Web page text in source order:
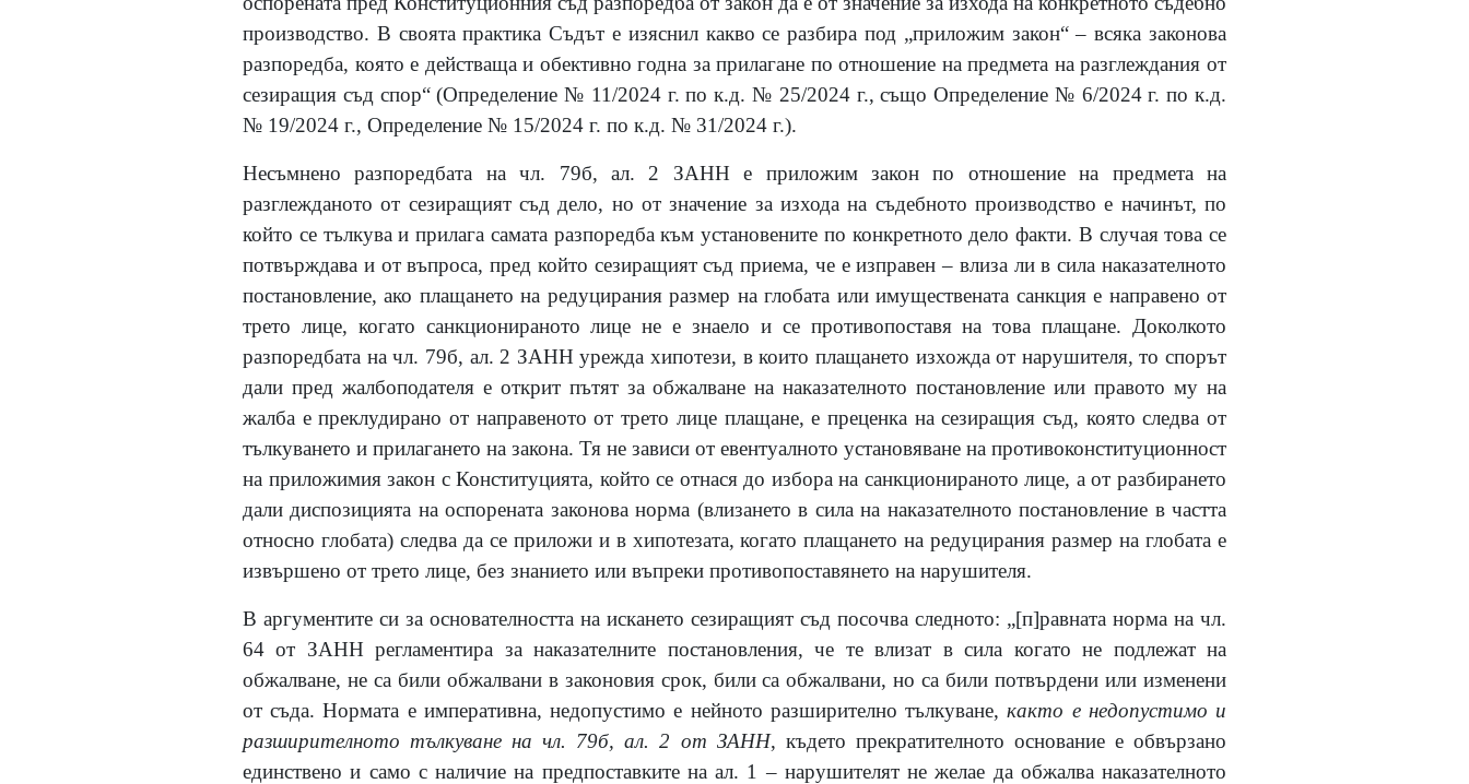
производство. В своята практика Съдът е изяснил какво се разбира под „приложим закон“ – всяка законова
разпоредба, която е действаща и обективно годна за прилагане по отношение на предмета на разглеждания от
сезиращия съд спор“ (Определение № 11/2024 г. по к.д. № 25/2024 г., също Определение № 6/2024 г. по к.д.
№ 19/2024 г., Определение № 15/2024 г. по к.д. № 31/2024 г.).
Несъмнено разпоредбата на чл. 79б, ал. 2 ЗАНН е приложим закон по отношение на предмета на
разглежданото от сезиращият съд дело, но от значение за изхода на съдебното производство е начинът, по
който се тълкува и прилага самата разпоредба към установените по конкретното дело факти. В случая това се
потвърждава и от въпроса, пред който сезиращият съд приема, че е изправен – влиза ли в сила наказателното
постановление, ако плащането на редуцирания размер на глобата или имуществената санкция е направено от
трето лице, когато санкционираното лице не е знаело и се противопоставя на това плащане. Доколкото
разпоредбата на чл. 79б, ал. 2 ЗАНН урежда хипотези, в които плащането изхожда от нарушителя, то спорът
дали пред жалбоподателя е открит пътят за обжалване на наказателното постановление или правото му на
жалба е преклудирано от направеното от трето лице плащане, е преценка на сезиращия съд, която следва от
тълкуването и прилагането на закона. Тя не зависи от евентуалното установяване на противоконституционност
на приложимия закон с Конституцията, който се отнася до избора на санкционираното лице, а от разбирането
дали диспозицията на оспорената законова норма (влизането в сила на наказателното постановление в частта
относно глобата) следва да се приложи и в хипотезата, когато плащането на редуцирания размер на глобата е
извършено от трето лице, без знанието или въпреки противопоставянето на нарушителя.
В аргументите си за основателността на искането сезиращият съд посочва следното: „[п]равната норма на чл.
64 от ЗАНН регламентира за наказателните постановления, че те влизат в сила когато не подлежат на
обжалване, не са били обжалвани в законовия срок, били са обжалвани, но са били потвърдени или изменени
от съда. Нормата е императивна, недопустимо е нейното разширително тълкуване,както е недопустимо и
разширителното тълкуване на чл. 79б, ал. 2 от ЗАНН, където прекратителното основание е обвързано
единствено и само с наличие на предпоставките на ал. 1 – нарушителят не желае да обжалва наказателното